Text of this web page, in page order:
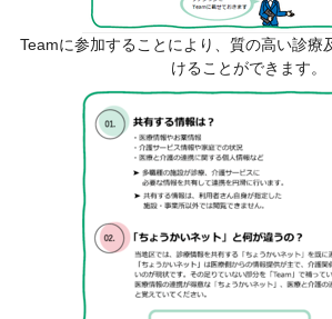
Teamに参加することにより、質の高い診療
けることができます。